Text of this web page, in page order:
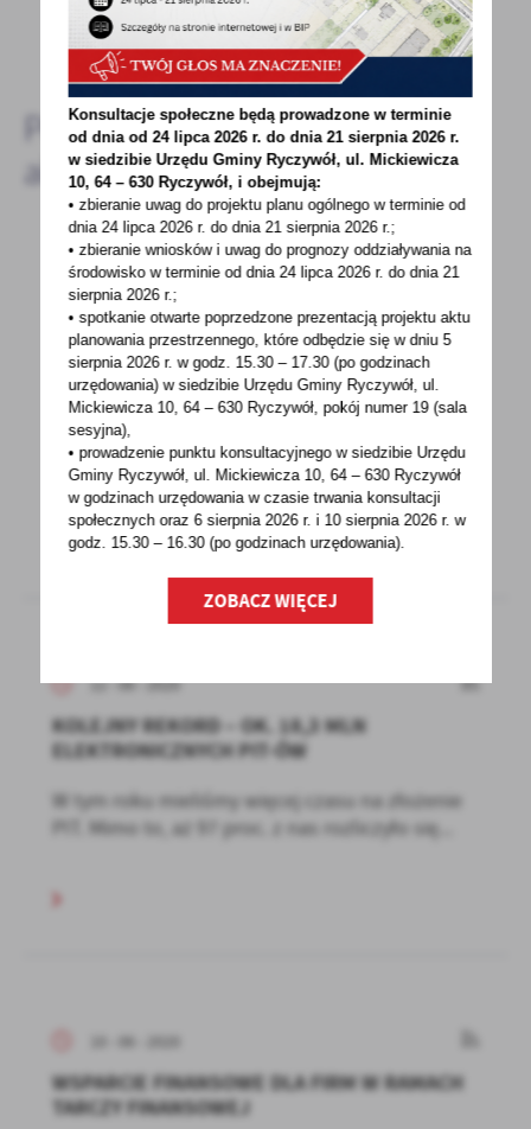
DODAJ KOMENTARZ
Pozostałe
aktualności
15 - 06 - 2020
NABÓR KANDYDATÓW NA RACHMISTRZÓW
TERENOWYCH DO POWSZECHNEGO SPISU
ROLNEGO 2020
Od 15 czerwca do 8 lipca 2020 trwa nabór
na rachmistrza spisowego, jesteś
zainteresowany? Zgłoś...
12 - 06 - 2020
KOLEJNY REKORD – OK. 18,3 MLN
ELEKTRONICZNYCH PIT-ÓW
W tym roku mieliśmy więcej czasu na złożenie
PIT. Mimo to, aż 97 proc. z nas rozliczyło się...
10 - 06 - 2020
WSPARCIE FINANSOWE DLA FIRM W RAMACH
TARCZY FINANSOWEJ
Konsultacje społeczne będą prowadzone w terminie
od dnia od 24 lipca 2026 r. do dnia 21 sierpnia 2026 r.
w siedzibie Urzędu Gminy Ryczywół, ul. Mickiewicza
10, 64 – 630 Ryczywół, i obejmują:
• zbieranie uwag do projektu planu ogólnego w terminie od
dnia 24 lipca 2026 r. do dnia 21 sierpnia 2026 r.;
• zbieranie wniosków i uwag do prognozy oddziaływania na
środowisko w terminie od dnia 24 lipca 2026 r. do dnia 21
sierpnia 2026 r.;
• spotkanie otwarte poprzedzone prezentacją projektu aktu
planowania przestrzennego, które odbędzie się w dniu 5
sierpnia 2026 r.w godz. 15.30 – 17.30 (po godzinach
urzędowania) w siedzibie Urzędu Gminy Ryczywół, ul.
Mickiewicza 10, 64 – 630 Ryczywół, pokójnumer 19 (sala
sesyjna),
• prowadzenie punktu konsultacyjnego w siedzibie Urzędu
Gminy Ryczywół, ul. Mickiewicza 10, 64 – 630 Ryczywół
w godzinachurzędowania w czasie trwania konsultacji
społecznych oraz 6 sierpnia 2026 r. i 10 sierpnia 2026 r. w
godz. 15.30 – 16.30 (po godzinachurzędowania).
ZOBACZ WIĘCEJ